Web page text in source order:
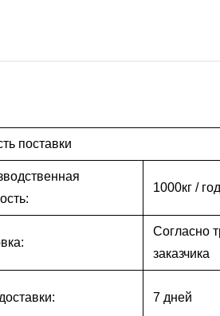
поставки
1000кг / год
Согласно
заказчика
7 дней